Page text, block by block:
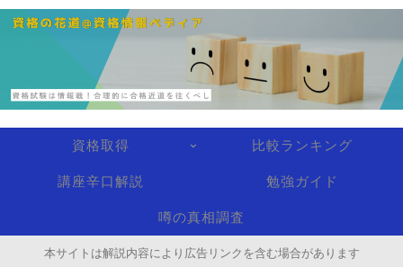
資格取得 比較ランキング
講座辛口解説 勉強ガイド
噂の真相調査
本サイトは解説内容により広告リンクを含む場合があります